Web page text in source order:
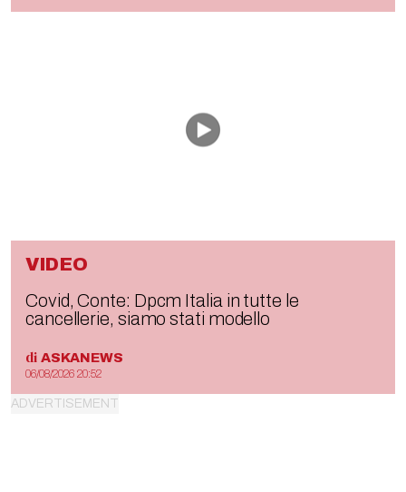
VIDEO
Covid, Conte: Dpcm Italia in tutte le
cancellerie, siamo stati modello
di ASKANEWS
06/08/2026 20:52